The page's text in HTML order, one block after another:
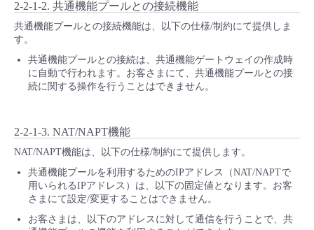
2-2-1-2. 共通機能プールとの接続機能
共通機能プールとの接続機能は、以下の仕様/制約にて提供しま
す。
共通機能プールとの接続は、共通機能ゲートウェイの作成時
に自動で行われます。お客さまにて、共通機能プールとの接
続に関する操作を行うことはできません。
2-2-1-3. NAT/NAPT機能
NAT/NAPT機能は、以下の仕様/制約にて提供します。
共通機能プールを利用するためのIPアドレス（NAT/NAPTで
用いられるIPアドレス）は、以下の固定値となります。お客
さまにて設定/変更することはできません。
お客さまは、以下のアドレスに対して通信を行うことで、共